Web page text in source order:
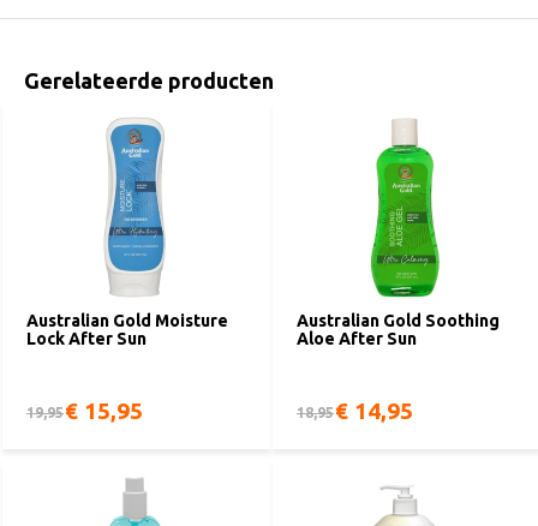
Gerelateerde producten
Australian Gold Moisture
Lock After Sun
19,95€ 15,95
Australian Gold Soothing
Aloe After Sun
18,95€ 14,95